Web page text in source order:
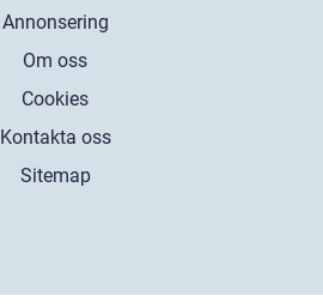
Annonsering
Om oss
Cookies
Kontakta oss
Sitemap